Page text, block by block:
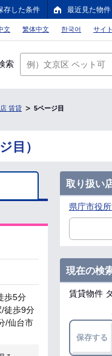
存した条件 最近見た物件
文 繁体中文 한국어 サイ
索
賃貸 5ページ目
目）
歩5分
徒歩9分
/仙台市
取り扱い
県庁市役
現在の検
賃貸物件
保存する